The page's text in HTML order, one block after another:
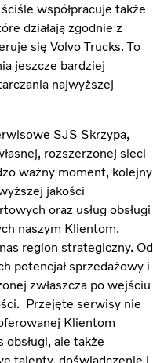
współpracuje także
działają zgodnie z
się Volvo Trucks. To
jeszcze bardziej
najwyższej
SJS Skrzypa,
rozszerzonej sieci
ważny moment, kolejny
jakości
oraz usług obsługi
naszym Klientom.
region strategiczny. Od
potencjał sprzedażowy i
zwłaszcza po wejściu
Przejęte serwisy nie
Klientom
obsługi, ale także
talenty, doświadczenie i